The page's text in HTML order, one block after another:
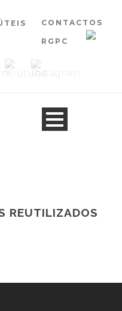
CONTACTOS
RGPC
REUTILIZADOS